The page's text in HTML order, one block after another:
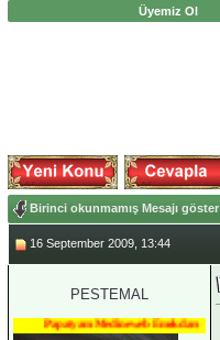
Üyemiz Ol
Birinci okunmamış Mesajı göster
16 September 2009, 13:44
PESTEMAL
Papatyam Medineweb Emekdarı